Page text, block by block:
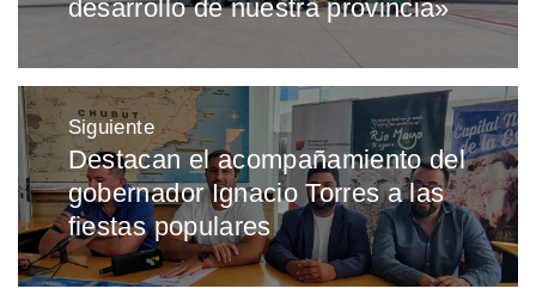
desarrollo de nuestra provincia»
Siguiente
Entrada
siguiente:
Destacan el acompañamiento del
gobernador Ignacio Torres a las
fiestas populares